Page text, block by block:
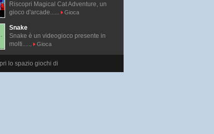
Riscopri Magical Cat Adventure, un
gioco d'arcade......
Gioca
Snake
Snake è un videogioco presente in
molti......
Gioca
lo spazio giochi di